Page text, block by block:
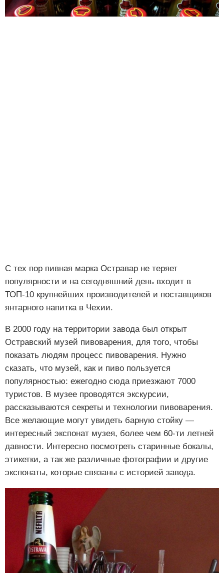
С тех пор пивная марка Остравар не теряет
популярности и на сегодняшний день входит в
ТОП-10 крупнейших производителей и поставщиков
янтарного напитка в Чехии.
В 2000 году на территории завода был открыт
Остравский музей пивоварения, для того, чтобы
показать людям процесс пивоварения. Нужно
сказать, что музей, как и пиво пользуется
популярностью: ежегодно сюда приезжают 7000
туристов. В музее проводятся экскурсии,
рассказываются секреты и технологии пивоварения.
Все желающие могут увидеть барную стойку —
интересный экспонат музея, более чем 60-ти летней
давности. Интересно посмотреть старинные бокалы,
этикетки, а так же различные фотографии и другие
экспонаты, которые связаны с историей завода.